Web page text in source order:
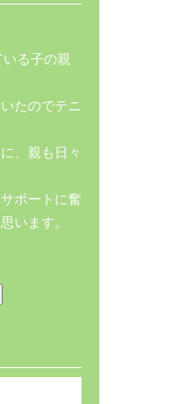
る子の親
たのでテニ
、親も日々
ポートに奮
います。